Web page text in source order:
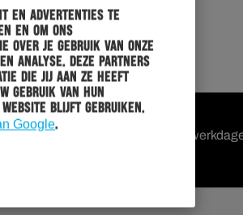
en advertenties te
en om ons
over je gebruik van onze
analyse. Deze partners
die jij aan ze heeft
gebruik van hun
website blijft gebruiken.
Google.
1
Bestellingen geplaatst op